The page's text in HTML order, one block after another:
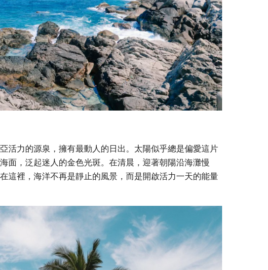
活力的源泉，擁有最動人的日出。太陽似乎總是偏愛這片
面，泛起迷人的金色光斑。在清晨，迎著朝陽沿海灘慢
這裡，海洋不再是靜止的風景，而是開啟活力一天的能量